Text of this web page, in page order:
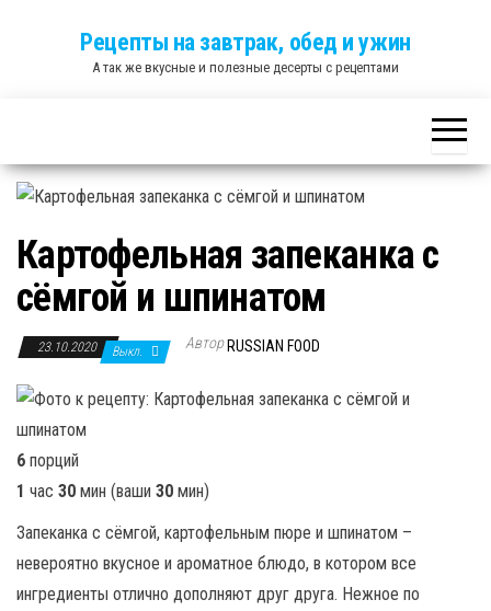
Рецепты на завтрак, обед и ужин
А так же вкусные и полезные десерты с рецептами
Картофельная запеканка с
сёмгой и шпинатом
23.10.2020 Выкл. Автор RUSSIAN FOOD
6 порций
1 час 30 мин (ваши 30 мин)
Запеканка с сёмгой, картофельным пюре и шпинатом –
невероятно вкусное и ароматное блюдо, в котором все
ингредиенты отлично дополняют друг друга. Нежное по